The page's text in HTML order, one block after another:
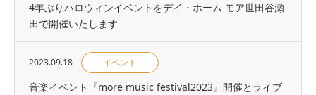
4年ぶりハロウィンイベントをデイ・ホーム モア世田谷瀬
田で開催いたします
2023.09.18 イベント
音楽イベント『more music festival2023』開催とライブ